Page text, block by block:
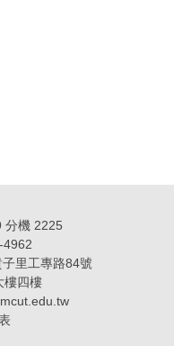
分機 2225
4962
子里工專路84號
樓四樓